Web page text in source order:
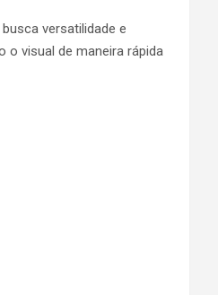
versatilidade e
o visual de maneira rápida